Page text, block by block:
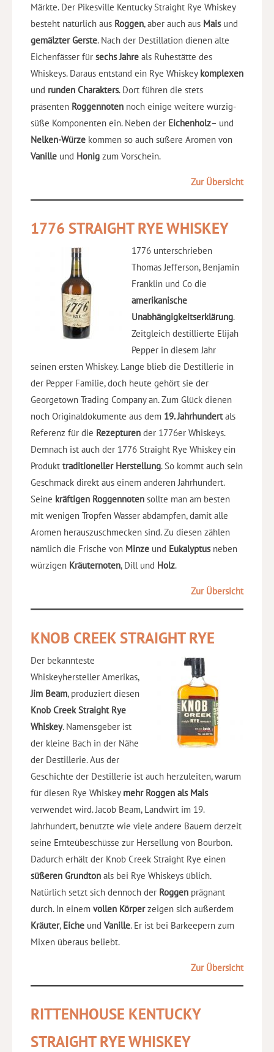
Märkte. Der Pikesville Kentucky Straight Rye Whiskey
besteht natürlich aus Roggen, aber auch aus Maisund
gemälzter Gerste. Nach der Destillation dienen alte
Eichenfässer für sechs Jahre als Ruhestätte des
Whiskeys. Daraus entstand ein Rye Whiskey komplexen
und runden Charakters. Dort führen die stets
präsenten Roggennoten noch einige weitere würzig-
süße Komponenten ein. Neben der Eichenholz– und
Nelken-Würze kommen so auch süßere Aromen von
Vanille und Honig zum Vorschein.
Zur Übersicht
1776 STRAIGHT RYE WHISKEY
1776 unterschrieben
Thomas Jefferson, Benjamin
Franklin und Co die
amerikanische
Unabhängigkeitserklärung.
Zeitgleich destillierte Elijah
Pepper in diesem Jahr
seinen ersten Whiskey. Lange blieb die Destillerie in
der Pepper Familie, doch heute gehört sie der
Georgetown Trading Company an. Zum Glück dienen
noch Originaldokumente aus dem 19. Jahrhundertals
Referenz für die Rezepturen der 1776er Whiskeys.
Demnach ist auch der 1776 Straight Rye Whiskey ein
Produkt traditioneller Herstellung. So kommt auch sein
Geschmack direkt aus einem anderen Jahrhundert.
Seine kräftigen Roggennoten sollte man am besten
mit wenigen Tropfen Wasser abdämpfen, damit alle
Aromen herauszuschmecken sind. Zu diesen zählen
nämlich die Frische von Minze und Eukalyptusneben
würzigen Kräuternoten, Dill und Holz.
Zur Übersicht
KNOB CREEK STRAIGHT RYE
Der bekannteste
Whiskeyhersteller Amerikas,
Jim Beam, produziert diesen
Knob Creek Straight Rye
Whiskey. Namensgeber ist
der kleine Bach in der Nähe
der Destillerie. Aus der
Geschichte der Destillerie ist auch herzuleiten, warum
für diesen Rye Whiskey mehr Roggen als Mais
verwendet wird. Jacob Beam, Landwirt im 19.
Jahrhundert, benutzte wie viele andere Bauern derzeit
seine Ernteübeschüsse zur Hersellung von Bourbon.
Dadurch erhält der Knob Creek Straight Rye einen
süßeren Grundton als bei Rye Whiskeys üblich.
Natürlich setzt sich dennoch der Roggen prägnant
durch. In einem vollen Körperzeigen sich außerdem
Kräuter, Eiche und Vanille. Er ist bei Barkeepern zum
Mixen überaus beliebt.
Zur Übersicht
RITTENHOUSE KENTUCKY
STRAIGHT RYE WHISKEY